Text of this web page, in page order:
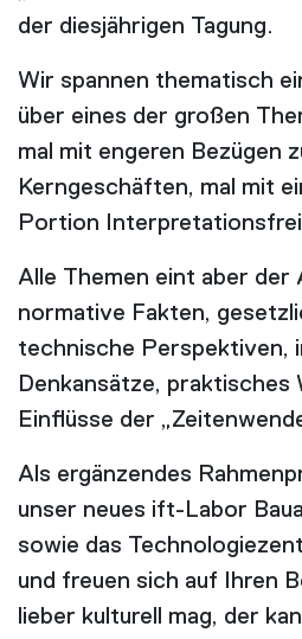
der diesjährigen Tagung.
Wir spannen thematisch
über eines der großen
mal mit engeren Bezügen
Kerngeschäften, mal mit
Portion
Alle Themen eint aber der
normative Fakten,
technische Perspektiven,
Denkansätze, praktisches
Einflüsse der
Als ergänzendes
unser neues ift-Labor
sowie das
und freuen sich auf Ihren
lieber kulturell mag, der